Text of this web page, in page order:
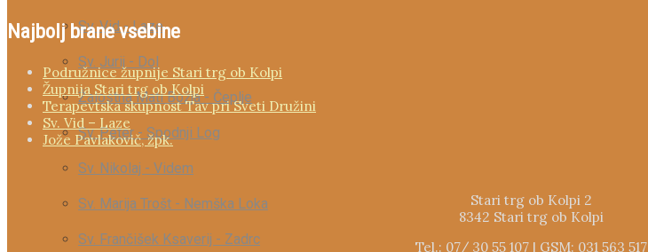
Sv. Vid - Laze
Sv. Jurij - Dol
Žalostna Mati Božja - Čeplje
Sv. Peter - Spodnji Log
Sv. Nikolaj - Videm
Sv. Marija Trošt - Nemška Loka
Sv. Frančišek Ksaverij - Zadrc
Najbolj brane vsebine
Podružnice župnije Stari trg ob Kolpi
Župnija Stari trg ob Kolpi
Terapevtska skupnost Tav pri Sveti Družini
Sv. Vid – Laze
Jože Pavlakovič, žpk.
Stari trg ob Kolpi 2
8342 Stari trg ob Kolpi
Tel.: 07/ 30 55 107 | GSM: 031 563 517